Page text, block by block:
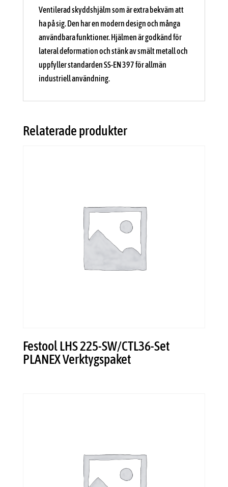
Ventilerad skyddshjälm som är extra bekväm att
ha på sig. Den har en modern design och många
användbara funktioner. Hjälmen är godkänd för
lateral deformation och stänk av smält metall och
uppfyller standarden SS-EN 397 för allmän
industriell användning.
Relaterade produkter
Festool LHS 225-SW/CTL36-Set
PLANEX Verktygspaket